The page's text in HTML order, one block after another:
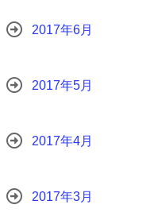
2017年6月
2017年5月
2017年4月
2017年3月